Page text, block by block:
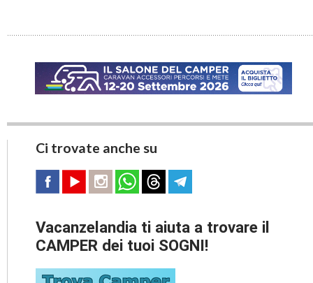
Ci trovate anche su
Vacanzelandia ti aiuta a trovare il
CAMPER dei tuoi SOGNI!